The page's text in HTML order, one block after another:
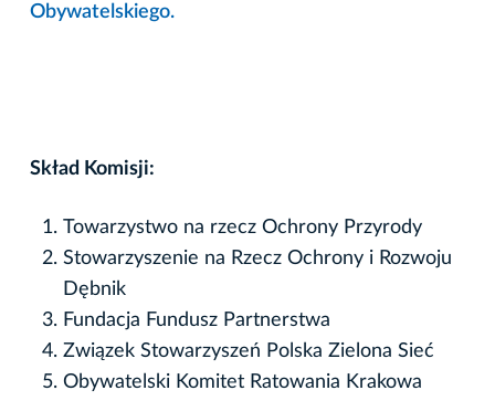
Obywatelskiego.
Skład Komisji:
Towarzystwo na rzecz Ochrony Przyrody
Stowarzyszenie na Rzecz Ochrony i Rozwoju
Dębnik
Fundacja Fundusz Partnerstwa
Związek Stowarzyszeń Polska Zielona Sieć
Obywatelski Komitet Ratowania Krakowa